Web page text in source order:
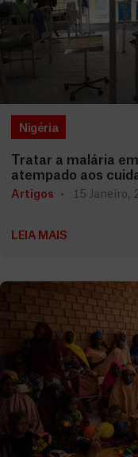
Nigéria
Tratar a malária
atempado aos
Artigos 15 Janeiro,
LEIA MAIS